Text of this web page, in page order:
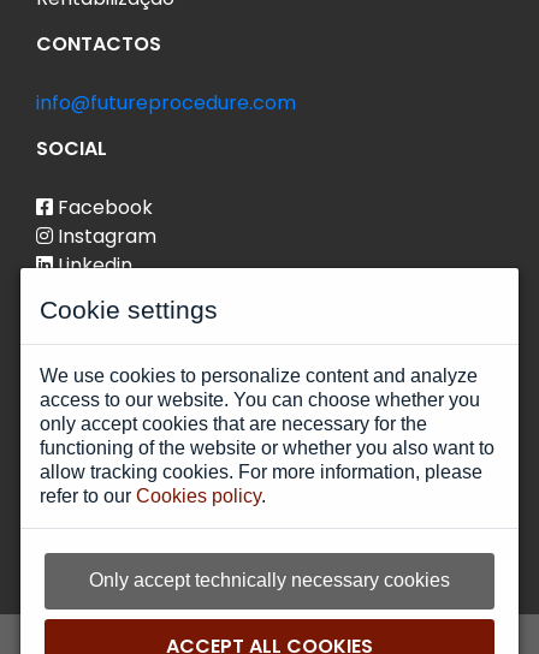
CONTACTOS
info@futureprocedure.com
SOCIAL
Facebook
Instagram
Linkedin
Canal de denúncias
Cookie settings
We use cookies to personalize content and analyze
access to our website. You can choose whether you
only accept cookies that are necessary for the
functioning of the website or whether you also want to
allow tracking cookies. For more information, please
refer to our Cookies policy.
Only accept technically necessary cookies
ACCEPT ALL COOKIES